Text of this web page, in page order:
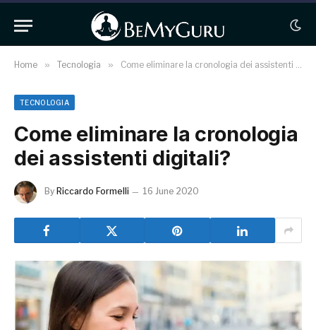
Home » Tecnologia » Come eliminare la cronologia dei assistenti digitali?
TECNOLOGIA
Come eliminare la cronologia
dei assistenti digitali?
By Riccardo Formelli 16 June 2020